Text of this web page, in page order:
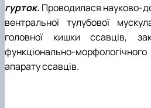
гурток. Проводилася науково-
вентральної тулубової
головної кишки ссавців,
функціонально-
апарату ссавців.